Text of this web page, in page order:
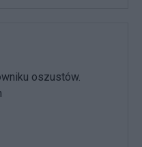
oszustów.